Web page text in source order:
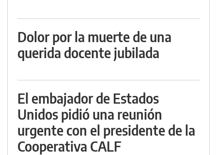
Dolor por la muerte de una
querida docente jubilada
El embajador de Estados
Unidos pidió una reunión
urgente con el presidente de la
Cooperativa CALF